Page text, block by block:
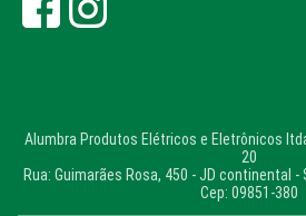
Alumbra Produtos Elétricos e Eletrônicos
20
Rua: Guimarães Rosa, 450 - JD continental -
Cep: 09851-380